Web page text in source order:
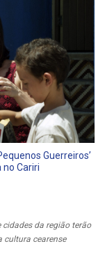
Guerreiros’
Cariri
cidades da região terão
cultura cearense